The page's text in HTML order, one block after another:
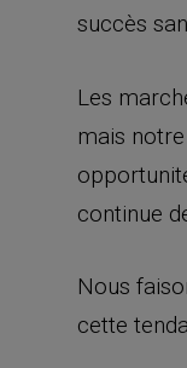
succès
Les
mais
continue
Nous
cette